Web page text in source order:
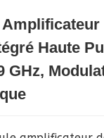
Loading...
Loading...
Amplificateur
Haute
GHz,